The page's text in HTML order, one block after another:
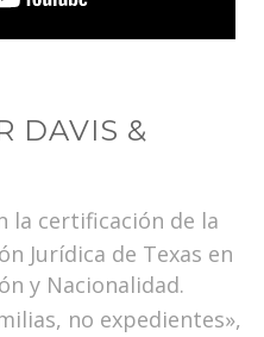
DAVIS &
la certificación de la
Jurídica de Texas en
y Nacionalidad.
no expedientes»,